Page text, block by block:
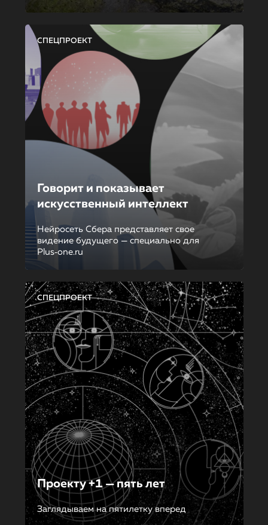
СПЕЦПРОЕКТ
Говорит и показывает
искусственный интеллект
Нейросеть Сбера представляет свое
видение будущего — специально для
Plus‑one.ru
СПЕЦПРОЕКТ
Проекту +1 — пять лет
Заглядываем на пятилетку вперед